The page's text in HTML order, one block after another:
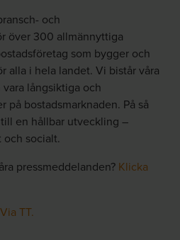
och
över 300 allmännyttiga
som bygger och
alla i hela landet. Vi bistår våra
långsiktiga och
på bostadsmarknaden. På så
en hållbar utveckling –
och socialt.
pressmeddelanden? Klicka
TT.